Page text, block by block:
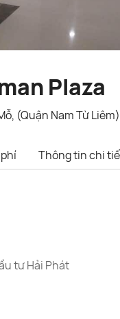
Plaza
(Quận Nam Từ
Thông tin chi
tư Hải Phát